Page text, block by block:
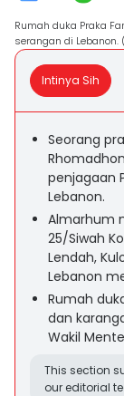
Rumah duka Praka
serangan di
Intinya Sih
Seorang
penjagaan
Lebanon.
Almarhum
25/Siwah
Lendah,
Lebanon
Rumah
dan
Wakil
This section
our editorial